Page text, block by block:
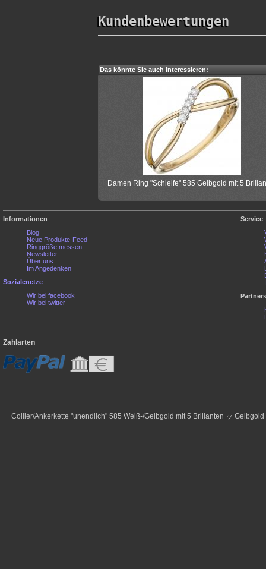
Kundenbewertungen
Das könnte Sie auch interessieren:
Damen Ring "Schleife" 585 Gelbgold mit 5
Informationen
Blog
Neue Produkte-Feed
Ringgröße messen
Newsletter
Über uns
Im Angedenken
Sozialenetze
Wir bei facebook
Wir bei twitter
Service
Zahlarten
Collier/Ankerkette "unendlich" 585 Weiß-/Gelbgold mit 5 Brillanten ッ